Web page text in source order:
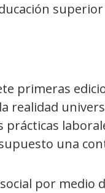
primeras
realidad
una
por medio